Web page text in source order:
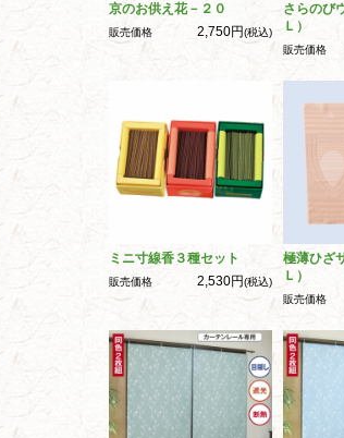
京のお供え花－２０
販売価格 2,750円(税込)
さらのび
Ｌ）
販売価格
ミニ寸線香３種セット
販売価格 2,530円(税込)
極薄ひざ
Ｌ）
販売価格